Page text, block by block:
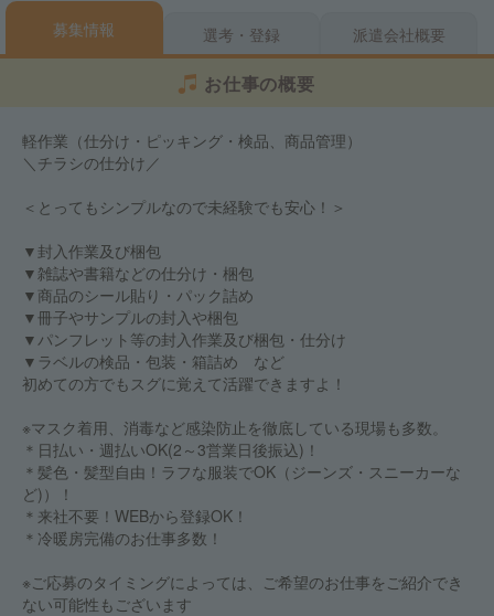
募集情報 選考・登録 派遣会社概要
お仕事の概要
軽作業（仕分け・ピッキング・検品、商品管理）
＼チラシの仕分け／
＜とってもシンプルなので未経験でも安心！＞
▼封入作業及び梱包
▼雑誌や書籍などの仕分け・梱包
▼商品のシール貼り・パック詰め
▼冊子やサンプルの封入や梱包
▼パンフレット等の封入作業及び梱包・仕分け
▼ラベルの検品・包装・箱詰め など
初めての方でもスグに覚えて活躍できますよ！
※マスク着用、消毒など感染防止を徹底している現場も多数。
＊日払い・週払いOK(2～3営業日後振込)！
＊髪色・髪型自由！ラフな服装でOK（ジーンズ・スニーカーな
ど)）！
＊来社不要！WEBから登録OK！
＊冷暖房完備のお仕事多数！
※ご応募のタイミングによっては、ご希望のお仕事をご紹介でき
ない可能性もございます